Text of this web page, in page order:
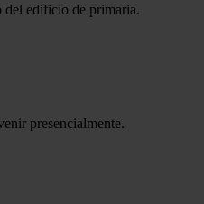
del edificio de primaria.
presencialmente.